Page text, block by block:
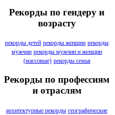
Рекорды по гендеру и
возрасту
рекорды детей рекорды женщин рекорды
мужчин рекорды мужчин и женщин
(массовые) рекорды семья
Рекорды по профессиям
и отраслям
архитектурные рекорды географические